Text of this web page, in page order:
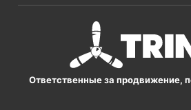
Ответственные за продвижение,